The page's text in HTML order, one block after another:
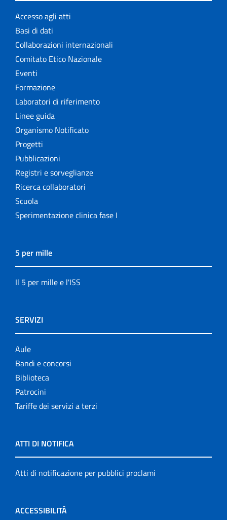
Accesso agli atti
Basi di dati
Collaborazioni internazionali
Comitato Etico Nazionale
Eventi
Formazione
Laboratori di riferimento
Linee guida
Organismo Notificato
Progetti
Pubblicazioni
Registri e sorveglianze
Ricerca collaboratori
Scuola
Sperimentazione clinica fase I
5 per mille
Il 5 per mille e l'ISS
SERVIZI
Aule
Bandi e concorsi
Biblioteca
Patrocini
Tariffe dei servizi a terzi
ATTI DI NOTIFICA
Atti di notificazione per pubblici proclami
ACCESSIBILITÀ